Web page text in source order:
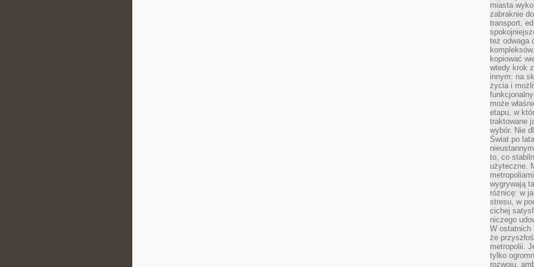
miasta
zabraknie
transport,
też odwaga
kopiować
wtedy krok
innym: na
życia i
może
etapu, w
traktowane
wybór. Nie
Świat po
to, co
użyteczne.
wygrywają
różnicę: w
stresu, w
cichej
niczego
W ostatnich
że
metropolii.
tylko
rozwoju,